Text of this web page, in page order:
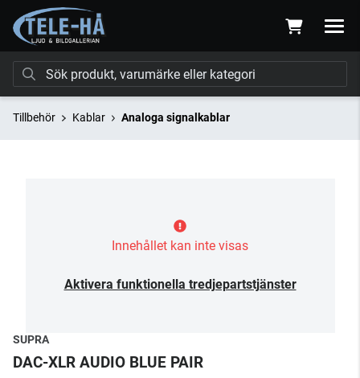
Tillbehör Kablar Analoga signalkablar
Innehållet kan inte visas
Aktivera funktionella tredjepartstjänster
SUPRA
DAC-XLR AUDIO BLUE PAIR